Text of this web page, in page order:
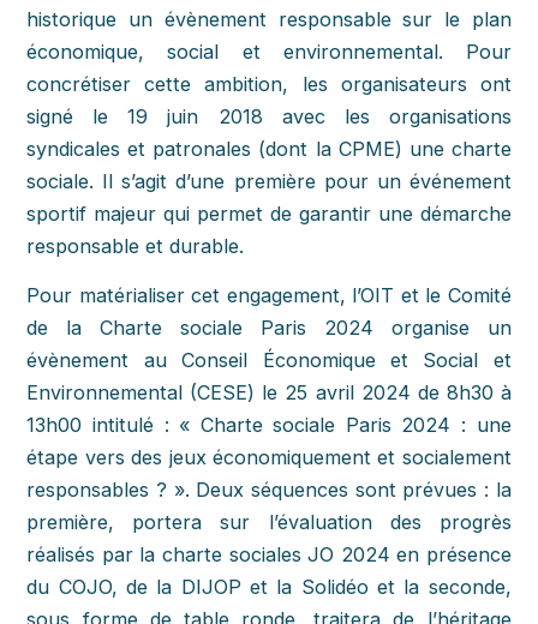
historique un évènement responsable sur le plan
économique, social et environnemental. Pour
concrétiser cette ambition, les organisateurs ont
signé le 19 juin 2018 avec les organisations
syndicales et patronales (dont la CPME) une charte
sociale. Il s’agit d’une première pour un événement
sportif majeur qui permet de garantir une démarche
responsable et durable.
Pour matérialiser cet engagement, l’OIT et le Comité
de la Charte sociale Paris 2024 organise un
évènement au Conseil Économique et Social et
Environnemental (CESE) le 25 avril 2024 de 8h30 à
13h00 intitulé : « Charte sociale Paris 2024 : une
étape vers des jeux économiquement et socialement
responsables ? ». Deux séquences sont prévues : la
première, portera sur l’évaluation des progrès
réalisés par la charte sociales JO 2024 en présence
du COJO, de la DIJOP et la Solidéo et la seconde,
sous forme de table ronde, traitera de l’héritage